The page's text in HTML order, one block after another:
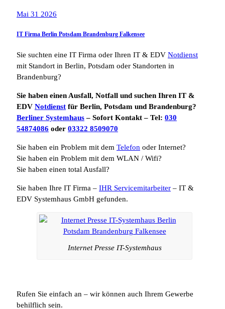
Mai 31 2026
IT Firma Berlin Potsdam Brandenburg Falkensee
Sie suchten eine IT Firma oder Ihren IT & EDV Notdienst
mit Standort in Berlin, Potsdam oder Standorten in
Brandenburg?
Sie haben einen Ausfall, Notfall und suchen Ihren IT &
EDV Notdienst für Berlin, Potsdam und Brandenburg?
Berliner Systemhaus– Sofort Kontakt – Tel: 030
54874086 oder 03322 8509070
Sie haben ein Problem mit dem Telefon oder Internet?
Sie haben ein Problem mit dem WLAN / Wifi?
Sie haben einen total Ausfall?
Sie haben Ihre IT Firma – IHR Servicemitarbeiter – IT &
EDV Systemhaus GmbH gefunden.
Internet Presse IT-Systemhaus
Rufen Sie einfach an – wir können auch Ihrem Gewerbe
behilflich sein.